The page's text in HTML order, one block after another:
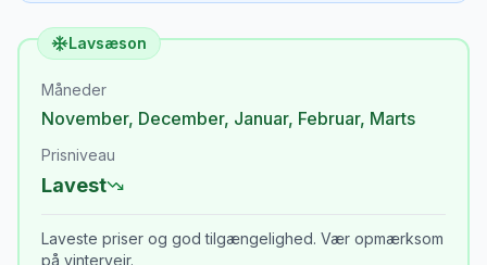
Lavsæson
Måneder
November, December, Januar, Februar, Marts
Prisniveau
Lavest
Laveste priser og god tilgængelighed. Vær opmærksom
på vintervejr.